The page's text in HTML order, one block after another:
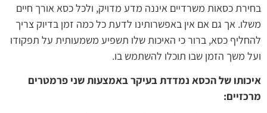
בחירת כסאות משרדיים איננה מדע מדויק, ולכל כסא אורך חיים
משלו. אך גם אם אין באפשרותינו לדעת כל כמה זמן בדיוק צריך
להחליף כסא, ברור כי האיכות שלו תשפיע משמעותית על תפקודו
ועל משך הזמן שבו תוכלו להשתמש בו.
איכותו של הכסא נמדדת בעיקר באמצעות שני פרמטרים
מרכזיים: